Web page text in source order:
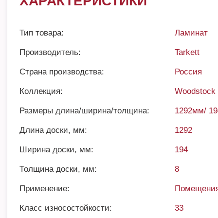
Тип товара: Ламинат
Производитель: Tarkett
Страна производства: Россия
Коллекция: Woodstock
Размеры длина/ширина/толщина: 1292мм/
Длина доски, мм: 1292
Ширина доски, мм: 194
Толщина доски, мм: 8
Применение:
Класс износостойкости: 33